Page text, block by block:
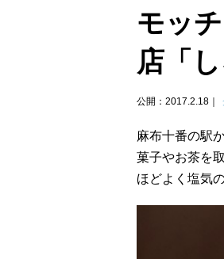
モッ
店「
公開：2017.2.18
麻布十番の駅
菓子やお茶を
ほどよく塩気